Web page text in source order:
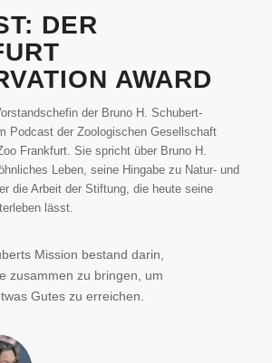
DER
AWARD
der Bruno H. Schubert-
Podcast der Zoologischen Gesellschaft
Frankfurt. Sie spricht über Bruno H.
Leben, seine Hingabe zu Natur- und
die Arbeit der Stiftung, die heute seine
lässt.
Mission bestand darin,
zusammen zu bringen, um
Gutes zu erreichen.